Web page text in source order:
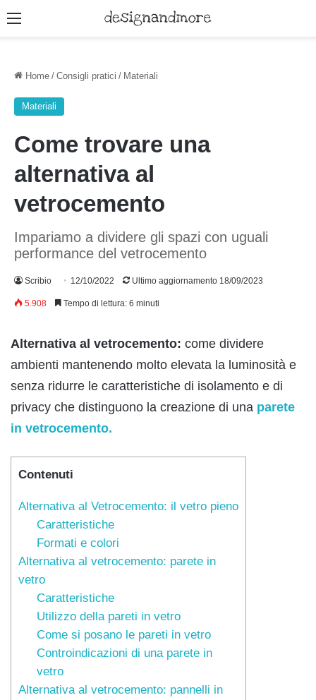
Menu
Home / Consigli pratici / Materiali
Materiali
Come trovare una
alternativa al
vetrocemento
Impariamo a dividere gli spazi con uguali
performance del vetrocemento
Scribio 12/10/2022 Ultimo aggiornamento 18/09/2023
5.908 Tempo di lettura: 6 minuti
Alternativa al vetrocemento: come dividere
ambienti mantenendo molto elevata la luminosità e
senza ridurre le caratteristiche di isolamento e di
privacy che distinguono la creazione di una parete
in vetrocemento.
Contenuti
Alternativa al Vetrocemento: il vetro pieno
Caratteristiche
Formati e colori
Alternativa al vetrocemento: parete in
vetro
Caratteristiche
Utilizzo della pareti in vetro
Come si posano le pareti in vetro
Controindicazioni di una parete in
vetro
Alternativa al vetrocemento: pannelli in